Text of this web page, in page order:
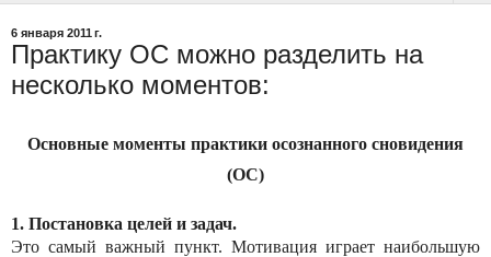
6 января 2011 г.
Практику ОС можно разделить на
несколько моментов:
Основные моменты практики осознанного сновидения
(ОС)
1. Постановка целей и задач.
Это самый важный пункт. Мотивация играет наибольшую